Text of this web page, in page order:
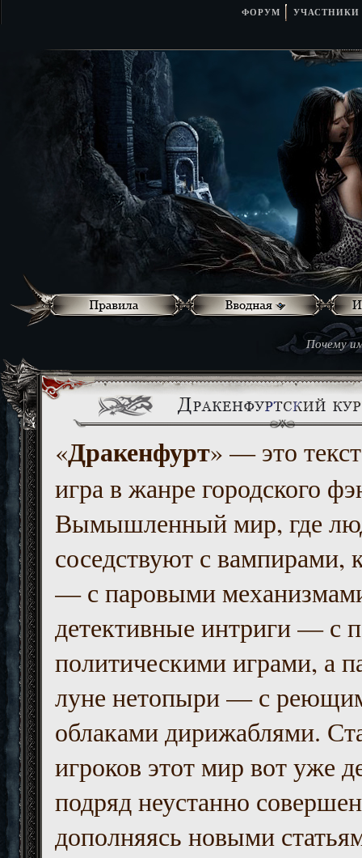
ФОРУМ УЧАСТНИКИ
Почему
«Дракенфурт» — это
игра в жанре городского
Вымышленный мир, где
соседствуют с вампирами,
— с паровыми
детективные интриги — с
политическими играми, а
луне нетопыри — с
облаками дирижаблями.
игроков этот мир вот уже
подряд неустанно
дополняясь новыми